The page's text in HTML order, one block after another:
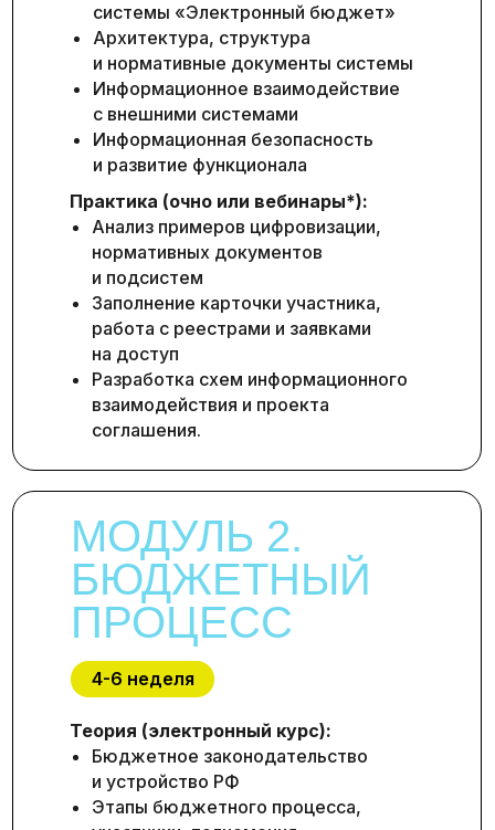
4-6 неделя
Теория (электронный курс):
Бюджетное законодательство
и устройство РФ
Этапы бюджетного процесса,
МОДУЛЬ 2.
БЮДЖЕТНЫЙ
ПРОЦЕСС
Практика (очно или вебинары*):
Анализ примеров цифровизации,
нормативных документов
и подсистем
Заполнение карточки участника,
работа с реестрами и заявками
на доступ
Разработка схем информационного
взаимодействия и проекта
соглашения.
системы «Электронный бюджет»
Архитектура, структура
и нормативные документы системы
Информационное взаимодействие
с внешними системами
Информационная безопасность
и развитие функционала